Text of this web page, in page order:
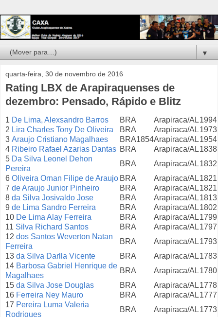
▼
quarta-feira, 30 de novembro de 2016
Rating LBX de Arapiraquenses de
dezembro: Pensado, Rápido e Blitz
1 De Lima, Alexsandro Barros BRA Arapiraca/AL1994
2 Lira Charles Tony De Oliveira BRA Arapiraca/AL1973
3 Araujo Cristiano Magalhaes BRA1854Arapiraca/AL1954
4 Ribeiro Rafael Azarias Dantas BRA Arapiraca/AL1838
5 Da Silva Leonel Dehon
Pereira
BRA Arapiraca/AL1832
6 Oliveira Ornan Filipe de Araujo BRA Arapiraca/AL1821
7 de Araujo Junior Pinheiro BRA Arapiraca/AL1821
8 da Silva Josivaldo Jose BRA Arapiraca/AL1813
9 de Lima Sandro Ferreira BRA Arapiraca/AL1802
10 De Lima Alay Ferreira BRA Arapiraca/AL1799
11 Silva Richard Santos BRA Arapiraca/AL1797
12 dos Santos Weverton Natan
Ferreira
BRA Arapiraca/AL1793
13 da Silva Darlla Vicente BRA Arapiraca/AL1783
14 Barbosa Gabriel Henrique de
Magalhaes
BRA Arapiraca/AL1780
15 da Silva Jose Douglas BRA Arapiraca/AL1778
16 Ferreira Ney Mauro BRA Arapiraca/AL1777
17 Pereira Luma Valeria
Rodrigues
BRA Arapiraca/AL1773